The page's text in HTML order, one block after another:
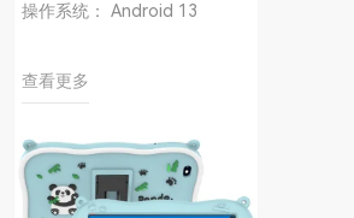
操作系统： Android 13
查看更多